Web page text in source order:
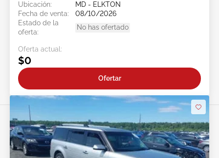
Ubicación:
MD - ELKTON
Fecha de venta:
08/10/2026
Estado de la
oferta:
No has ofertado
Oferta actual:
$0
Ofertar